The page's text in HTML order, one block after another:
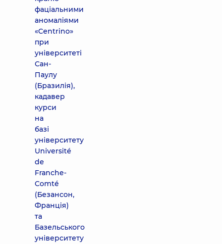
фаціальними
аномаліями
«Centrino»
при
університеті
Сан-
Паулу
(Бразилія),
кадавер
курси
на
базі
університету
Université
de
Franche-
Comté
(Безансон,
Франція)
та
Базельського
університету